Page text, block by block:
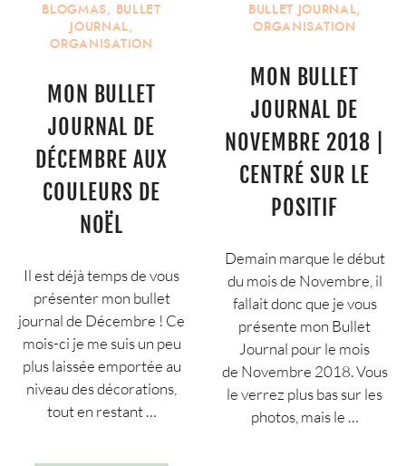
BLOGMAS, BULLET
JOURNAL,
ORGANISATION
MON BULLET
JOURNAL DE
DÉCEMBRE AUX
COULEURS DE
NOËL
Il est déjà temps de vous
présenter mon bullet
journal de Décembre ! Ce
mois-ci je me suis un peu
plus laissée emportée au
niveau des décorations,
tout en restant …
BULLET JOURNAL,
ORGANISATION
MON BULLET
JOURNAL DE
NOVEMBRE 2018 |
CENTRÉ SUR LE
POSITIF
Demain marque le début
du mois de Novembre, il
fallait donc que je vous
présente mon Bullet
Journal pour le mois
de Novembre 2018. Vous
le verrez plus bas sur les
photos, mais le …